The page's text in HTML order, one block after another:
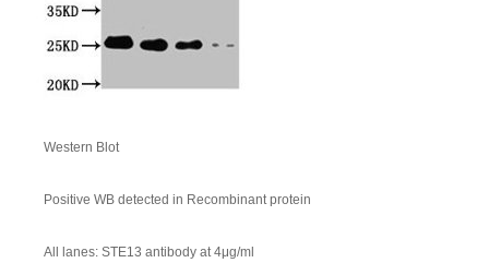
Western Blot
Positive WB detected in Recombinant protein
All lanes: STE13 antibody at 4μg/ml